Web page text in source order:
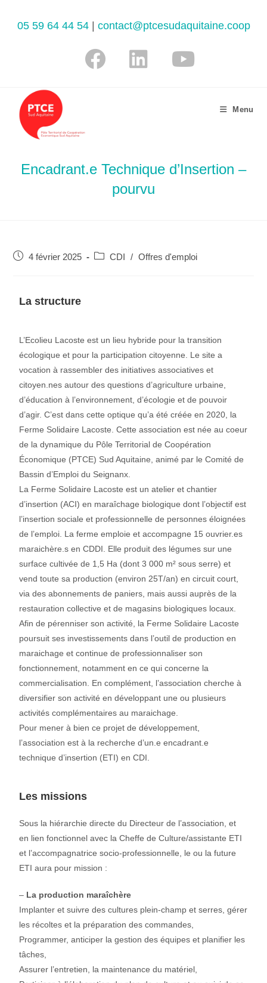
05 59 64 44 54| contact@ptcesudaquitaine.coop
Menu
Encadrant.e Technique d’Insertion –
pourvu
4 février 2025 CDI / Offres d'emploi
La structure
L’Ecolieu Lacoste est un lieu hybride pour la transition
écologique et pour la participation citoyenne. Le site a
vocation à rassembler des initiatives associatives et
citoyen.nes autour des questions d’agriculture urbaine,
d’éducation à l’environnement, d’écologie et de pouvoir
d’agir. C’est dans cette optique qu’a été créée en 2020, la
Ferme Solidaire Lacoste. Cette association est née au coeur
de la dynamique du Pôle Territorial de Coopération
Économique (PTCE) Sud Aquitaine, animé par le Comité de
Bassin d’Emploi du Seignanx.
La Ferme Solidaire Lacoste est un atelier et chantier
d’insertion (ACI) en maraîchage biologique dont l’objectif est
l’insertion sociale et professionnelle de personnes éloignées
de l’emploi. La ferme emploie et accompagne 15 ouvrier.es
maraichère.s en CDDI. Elle produit des légumes sur une
surface cultivée de 1,5 Ha (dont 3 000 m² sous serre) et
vend toute sa production (environ 25T/an) en circuit court,
via des abonnements de paniers, mais aussi auprès de la
restauration collective et de magasins biologiques locaux.
Afin de pérenniser son activité, la Ferme Solidaire Lacoste
poursuit ses investissements dans l’outil de production en
maraichage et continue de professionnaliser son
fonctionnement, notamment en ce qui concerne la
commercialisation. En complément, l’association cherche à
diversifier son activité en développant une ou plusieurs
activités complémentaires au maraichage.
Pour mener à bien ce projet de développement,
l’association est à la recherche d’un.e encadrant.e
technique d’insertion (ETI) en CDI.
Les missions
Sous la hiérarchie directe du Directeur de l’association, et
en lien fonctionnel avec la Cheffe de Culture/assistante ETI
et l’accompagnatrice socio-professionnelle, le ou la future
ETI aura pour mission :
– La production maraîchère
Implanter et suivre des cultures plein-champ et serres, gérer
les récoltes et la préparation des commandes,
Programmer, anticiper la gestion des équipes et planifier les
tâches,
Assurer l’entretien, la maintenance du matériel,